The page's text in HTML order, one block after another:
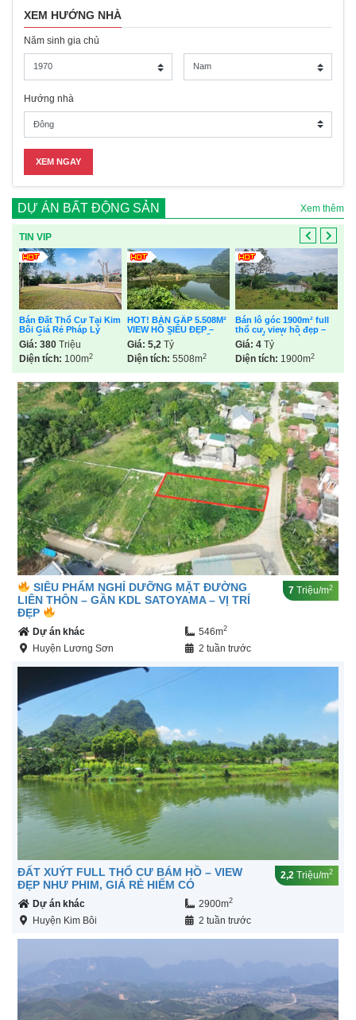
XEM HƯỚNG NHÀ
Năm sinh gia chủ
Hướng nhà
DỰ ÁN BẤT ĐỘNG SẢN Xem thêm
TIN VIP
Bán Đất Thổ Cư Tại Kim
Bôi Giá Rẻ Pháp Lý
Chuẩn
Giá: 380Triệu
Diện tích: 100m2
HOT! BÁN GẤP 5.508M²
VIEW HỒ SIÊU ĐẸP –
400M² THỔ CƯ – ĐẤT
ĐÚ SÁNG, KIM BÔI,
HÒA BÌNH
Giá: 5,2Tỷ
Diện tích: 5508m2
Bán lô góc 1900m² full
thổ cư, view hồ đẹp –
Kim Bôi, Hòa Bình
Giá: 4Tỷ
Diện tích: 1900m2
SIÊU PHẨM NGHỈ DƯỠNG MẶT ĐƯỜNG
LIÊN THÔN – GẦN KDL SATOYAMA – VỊ TRÍ
ĐẸP
7 Triệu/m2
Dự án khác 546m2
Huyện Lương Sơn 2 tuần trước
ĐẤT XUÝT FULL THỔ CƯ BÁM HỒ – VIEW
ĐẸP NHƯ PHIM, GIÁ RẺ HIẾM CÓ
2,2 Triệu/m2
Dự án khác 2900m2
Huyện Kim Bôi 2 tuần trước